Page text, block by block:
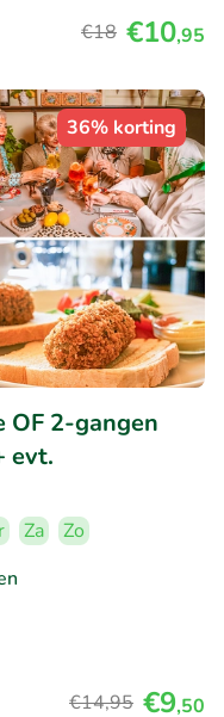
€18 €10,95
36% korting
OF 2-gangen
evt.
Za
Zo
€14,95 €9,50